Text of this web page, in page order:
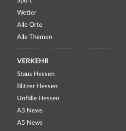
Wetter
Alle Orte
Alle Themen
VERKEHR
Staus Hessen
Blitzer Hessen
Unfälle Hessen
A3 News
A5 News